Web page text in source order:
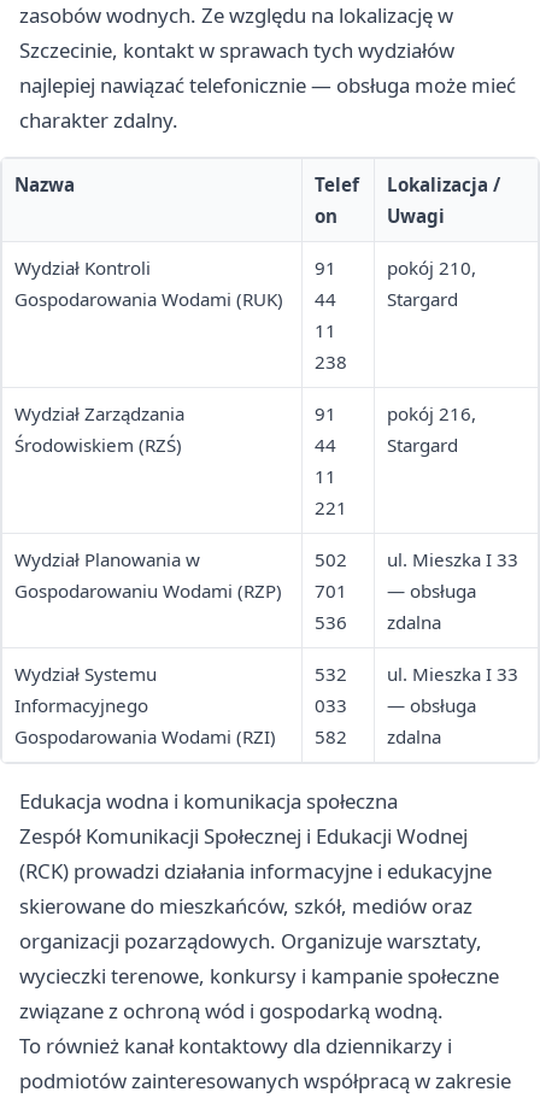
zasobów wodnych. Ze względu na lokalizację w
Szczecinie, kontakt w sprawach tych wydziałów
najlepiej nawiązać telefonicznie — obsługa może mieć
charakter zdalny.
Nazwa
Telef
on
Lokalizacja /
Uwagi
Wydział Kontroli
Gospodarowania Wodami (RUK)
91
44
11
238
pokój 210,
Stargard
Wydział Zarządzania
Środowiskiem (RZŚ)
91
44
11
221
pokój 216,
Stargard
Wydział Planowania w
Gospodarowaniu Wodami (RZP)
502
701
536
ul. Mieszka I 33
— obsługa
zdalna
Wydział Systemu
Informacyjnego
Gospodarowania Wodami (RZI)
532
033
582
ul. Mieszka I 33
— obsługa
zdalna
Edukacja wodna i komunikacja społeczna
Zespół Komunikacji Społecznej i Edukacji Wodnej
(RCK) prowadzi działania informacyjne i edukacyjne
skierowane do mieszkańców, szkół, mediów oraz
organizacji pozarządowych. Organizuje warsztaty,
wycieczki terenowe, konkursy i kampanie społeczne
związane z ochroną wód i gospodarką wodną.
To również kanał kontaktowy dla dziennikarzy i
podmiotów zainteresowanych współpracą w zakresie